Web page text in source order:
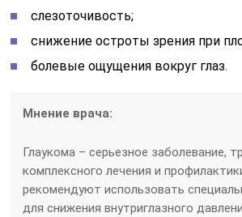
слезоточивость;
снижение остроты зрения при
болевые ощущения вокруг глаз.
Мнение врача:
Глаукома – серьезное заболевание,
комплексного лечения и
рекомендуют использовать
для снижения внутриглазного